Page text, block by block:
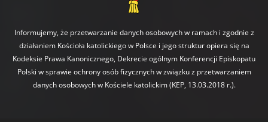
Informujemy, że przetwarzanie danych osobowych w ramach i zgodnie z
działaniem Kościoła katolickiego w Polsce i jego struktur opiera się na
Kodeksie Prawa Kanonicznego, Dekrecie ogólnym Konferencji Episkopatu
Polski w sprawie ochrony osób fizycznych w związku z przetwarzaniem
danych osobowych w Kościele katolickim (KEP, 13.03.2018 r.).